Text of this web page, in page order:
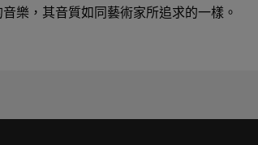
樂，其音質如同藝術家所追求的一樣。